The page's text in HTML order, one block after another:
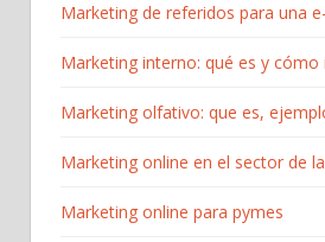
Marketing de referidos para una
Marketing interno: qué es y
Marketing olfativo: que es,
Marketing online en el sector de
Marketing online para pymes